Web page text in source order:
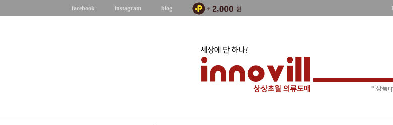
facebook instagram blog
* 주문